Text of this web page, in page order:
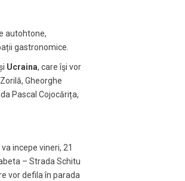
autohtone,
gastronomice.
Ucraina, care îşi vor
Gheorghe
Pascal Cojocărița,
incepe vineri, 21
– Strada Schitu
vor defila în parada